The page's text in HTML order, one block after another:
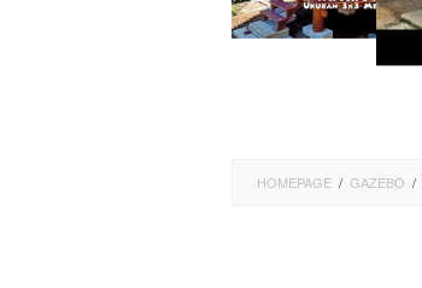
HOMEPAGE / GAZEBO /